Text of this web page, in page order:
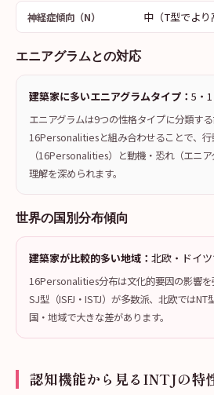
神経症傾向（N） 中（T型でより
エニアグラムとの対応
建築家に多いエニアグラムタイプ： 5・
エニアグラムは9つの性格タイプに分類する
16Personalitiesと組み合わせることで、行
（16Personalities）と動機・恐れ（エニ
理解を深められます。
世界の国別分布傾向
建築家が比較的多い地域： 北欧・ドイ
16Personalities分布は文化的要因の影響を
SJ型（ISFJ・ISTJ）が多数派、北欧ではNT
国・地域で大きな差があります。
認知機能から見るINTJの特